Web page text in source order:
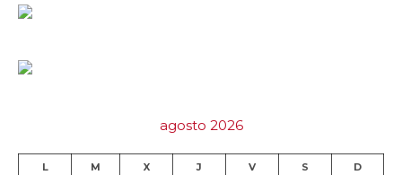
agosto 2026
L M X J V S D